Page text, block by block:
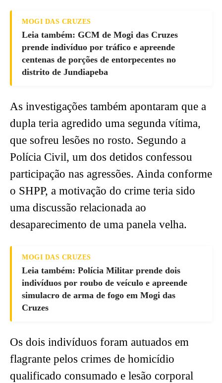
MOGI DAS CRUZES
Leia também: GCM de Mogi das Cruzes
prende indivíduo por tráfico e apreende
centenas de porções de entorpecentes no
distrito de Jundiapeba
As investigações também apontaram que a
dupla teria agredido uma segunda vítima,
que sofreu lesões no rosto. Segundo a
Polícia Civil, um dos detidos confessou
participação nas agressões. Ainda conforme
o SHPP, a motivação do crime teria sido
uma discussão relacionada ao
desaparecimento de uma panela velha.
MOGI DAS CRUZES
Leia também: Polícia Militar prende dois
indivíduos por roubo de veículo e apreende
simulacro de arma de fogo em Mogi das
Cruzes
Os dois indivíduos foram autuados em
flagrante pelos crimes de homicídio
qualificado consumado e lesão corporal